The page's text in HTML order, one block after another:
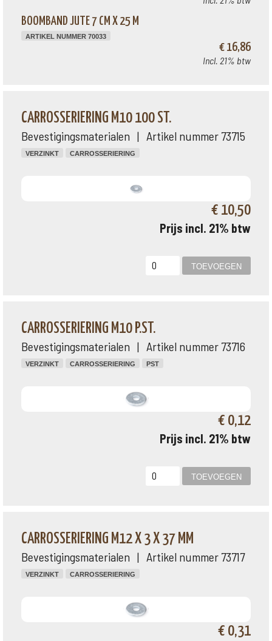
BOOMBAND JUTE 7 CM X 25 M
ARTIKEL NUMMER 70033
€ 16,86
Incl. 21% btw
CARROSSERIERING M10 100 ST.
Bevestigingsmaterialen | Artikel nummer 73715
VERZINKT CARROSSERIERING
€ 10,50
Prijs incl. 21% btw
CARROSSERIERING M10 P.ST.
Bevestigingsmaterialen | Artikel nummer 73716
VERZINKT CARROSSERIERING PST
€ 0,12
Prijs incl. 21% btw
CARROSSERIERING M12 X 3 X 37 MM
Bevestigingsmaterialen | Artikel nummer 73717
VERZINKT CARROSSERIERING
€ 0,31